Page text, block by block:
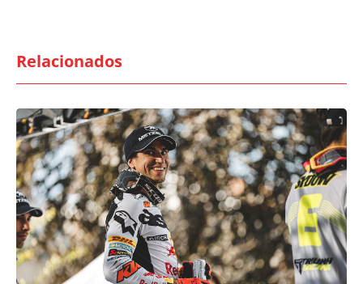
Relacionados